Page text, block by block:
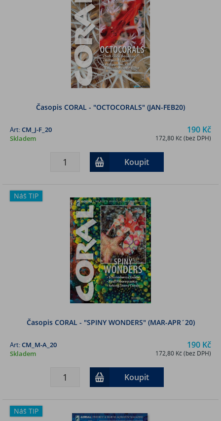
Časopis CORAL - "OCTOCORALS" (JAN-FEB20)
190 Kč
172,80 Kč (bez DPH)
Art:CM_J-F_20
Skladem
Koupit
Náš TIP
Časopis CORAL - "SPINY WONDERS" (MAR-APR´20)
190 Kč
172,80 Kč (bez DPH)
Art:CM_M-A_20
Skladem
Koupit
Náš TIP